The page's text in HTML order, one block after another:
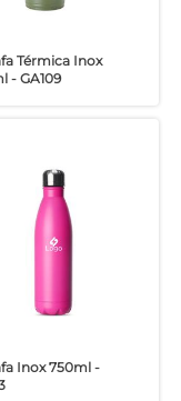
Térmica Inox
- GA109
Inox 750ml -